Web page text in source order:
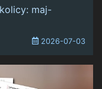
maj-
2026-07-03